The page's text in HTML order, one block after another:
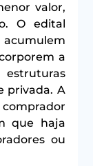
valor,
O edital
a
estruturas
privada. A
que haja
ou